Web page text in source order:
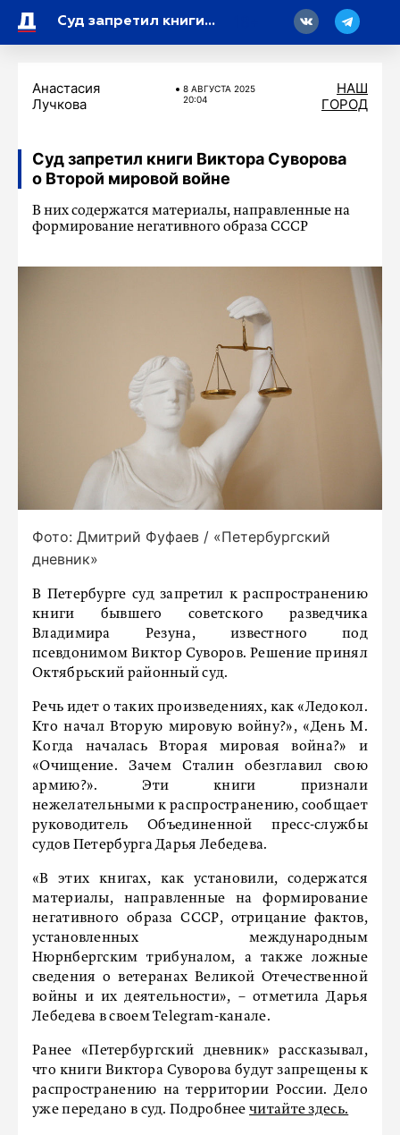
Суд запретил книги Виктора Суворова о Второй мировой войне
Анастасия
Лучкова
8 АВГУСТА 2025
20:04
НАШ
ГОРОД
Суд запретил книги Виктора Суворова
о Второй мировой войне
В них содержатся материалы, направленные на
формирование негативного образа СССР
Фото: Дмитрий Фуфаев / «Петербургский
дневник»
В Петербурге суд запретил к распространению
книги бывшего советского разведчика
Владимира Резуна, известного под
псевдонимом Виктор Суворов. Решение принял
Октябрьский районный суд.
Речь идет о таких произведениях, как «Ледокол.
Кто начал Вторую мировую войну?», «День М.
Когда началась Вторая мировая война?» и
«Очищение. Зачем Сталин обезглавил свою
армию?». Эти книги признали
нежелательными к распространению, сообщает
руководитель Объединенной пресс-службы
судов Петербурга Дарья Лебедева.
«В этих книгах, как установили, содержатся
материалы, направленные на формирование
негативного образа СССР, отрицание фактов,
установленных международным
Нюрнбергским трибуналом, а также ложные
сведения о ветеранах Великой Отечественной
войны и их деятельности», – отметила Дарья
Лебедева в своем Telegram-канале.
Ранее «Петербургский дневник» рассказывал,
что книги Виктора Суворова будут запрещены к
распространению на территории России. Дело
уже передано в суд. Подробнеечитайте здесь.